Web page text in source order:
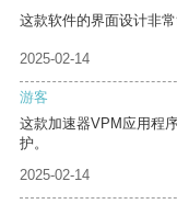
这款软件的界面设计非常
2025-02-14
游客
这款加速器VPM应用程
护。
2025-02-14